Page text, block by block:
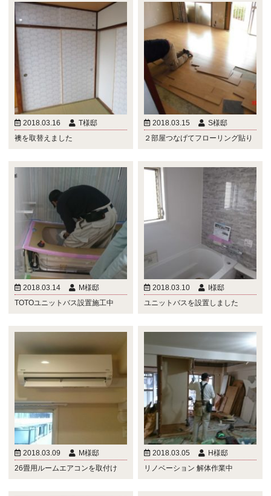
2018.03.16
T様邸
襖を取替えました
2018.03.15
S様邸
２部屋つなげてフローリング貼り
2018.03.14
M様邸
TOTOユニットバス設置施工中
2018.03.10
I様邸
ユニットバスを設置しました
2018.03.09
M様邸
26畳用ルームエアコンを取付け
2018.03.05
H様邸
リノベーション 解体作業中